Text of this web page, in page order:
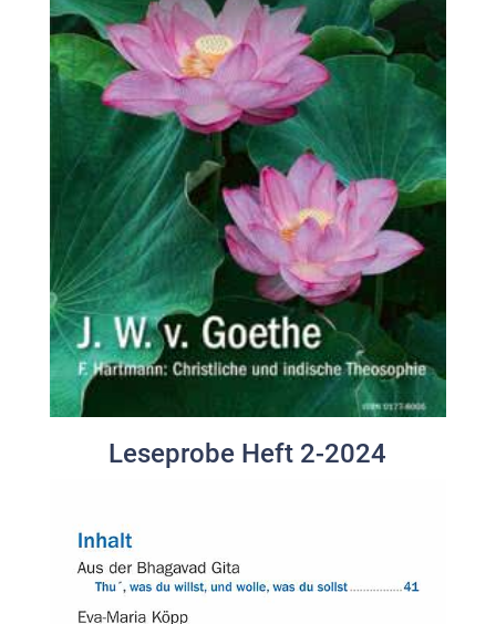
Leseprobe Heft 2-2024